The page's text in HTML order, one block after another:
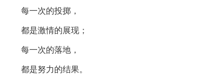
每一次的投掷，
都是激情的展现；
每一次的落地，
都是努力的结果。